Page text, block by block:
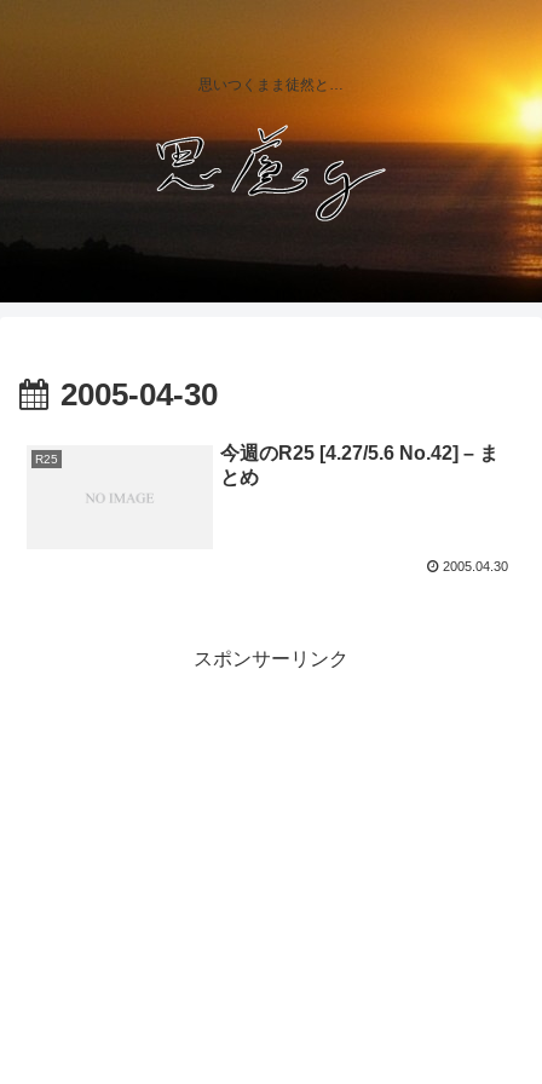
思いつくまま徒然と…
2005-04-30
R25
今週のR25 [4.27/5.6 No.42] – ま
とめ
2005.04.30
スポンサーリンク